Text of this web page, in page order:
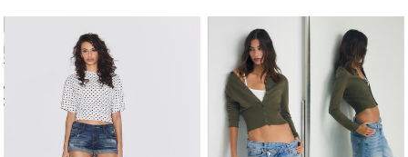
omslag. Verkrijgbaar in verschillende
kleuren.